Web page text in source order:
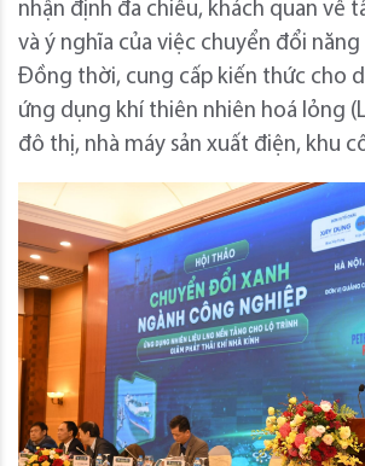
nhận định đa chiều, khách quan về
và ý nghĩa của việc chuyển đổi năng
Đồng thời, cung cấp kiến thức cho
ứng dụng khí thiên nhiên hoá lỏng
đô thị, nhà máy sản xuất điện, khu